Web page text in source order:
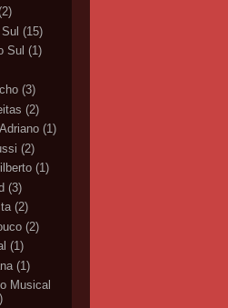
(15)
Sul (1)
(3)
(2)
(1)
(2)
(1)
(3)
(2)
(2)
(1)
(1)
Musical